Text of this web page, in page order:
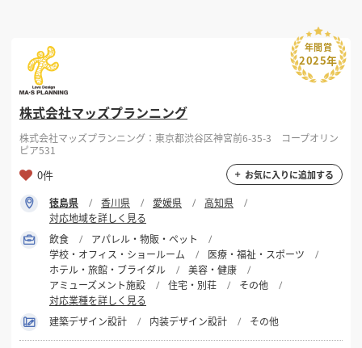
株式会社マッズプランニング
株式会社マッズプランニング：東京都渋谷区神宮前6-35-3 コープオリン
ピア531
0件 お気に入りに追加する
年間賞
2025年
徳島県 香川県 愛媛県
高知県
対応地域を詳しく見る
飲食
アパレル・物販・ペット
学校・オフィス・ショールーム
医療・福祉・スポーツ
ホテル・旅館・ブライダル
美容・健康
アミューズメント施設
住宅・別荘
その他
対応業種を詳しく見る
建築デザイン設計
内装デザイン設計 その他